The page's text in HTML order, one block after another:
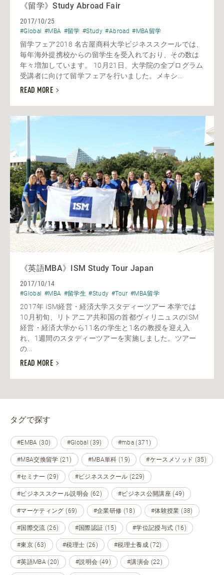
《留学》Study Abroad Fair
2017/10/25
#Global #MBA #留学 #Study #Abroad #MBA留学
留学フェア2018 名古屋商科大学ビジネススクールでは、
毎年海外提携校からの留学生を受入れており、その数は
年々増加しています。 10月21日、大学院の全プログラム
受講者に向けて留学フェアを行いました。メキシ...
READ MORE
《英語MBA》ISM Study Tour Japan
2017/10/14
#Global #MBA #留学生 #Study #Tour #MBA留学
2017年 ISM経営・経済大学スタディーツアー 本学では
10月初旬、リトアニア共和国の首都ヴィリニュスのISM
経営・経済大学から11名の学生と1名の教授を迎え入
れ、1週間のスタディーツアーを実施しました。ツアー
の...
READ MORE
タグで探す
#EMBA (30) #Global (39) #mba (371)
#MBA交換留学 (21) #MBA単科 (19) #ケースメソッド (35)
#セミナー (29) #ビジネススクール (229)
#ビジネススクール説明会 (62) #ビジネス公開講座 (49)
#マーケティング (69) #企業研修 (18) #体験授業 (38)
#国際交流 (26) #国際認証 (15) #学位記授与式 (16)
#東京 (63) #税理士 (26) #税理士養成 (72)
#英語MBA (20) #説明会 (49) #講演会 (22)